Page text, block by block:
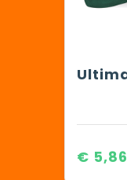
€ 5,86